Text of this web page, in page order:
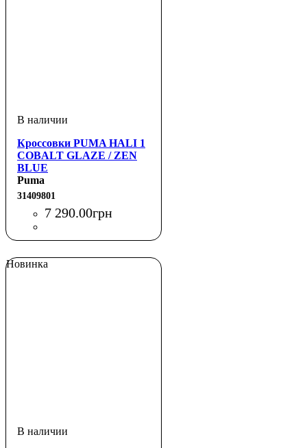
Кроссовки PUMA HALI 1
COBALT GLAZE / ZEN
BLUE
Puma
31409801
7 290.00грн
Новинка